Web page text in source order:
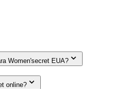
Women'secret EUA?
online?